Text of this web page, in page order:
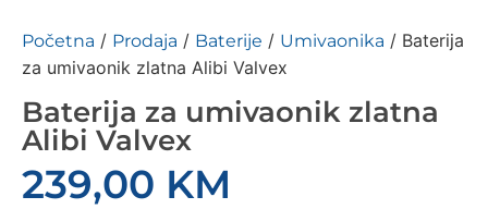
Početna / Prodaja / Baterije / Umivaonika / Baterija
za umivaonik zlatna Alibi Valvex
Baterija za umivaonik zlatna
Alibi Valvex
239,00 KM